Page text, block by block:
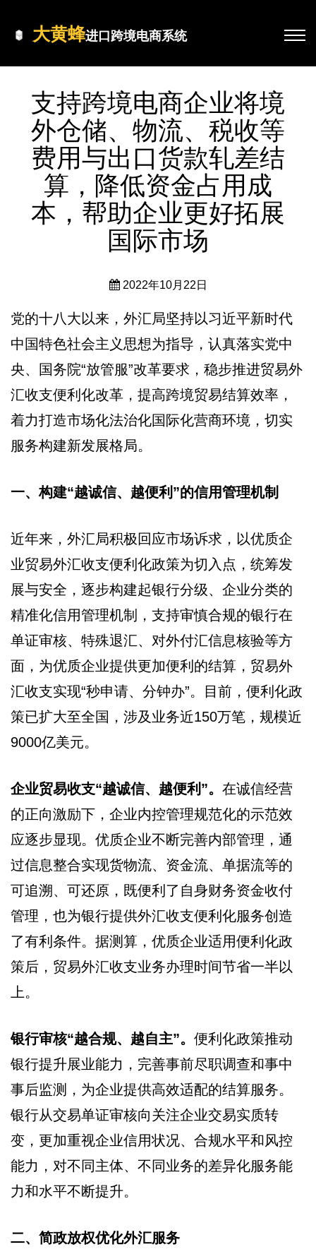
大黄蜂进口跨境电商系统
支持跨境电商企业将境
外仓储、物流、税收等
费用与出口货款轧差结
算，降低资金占用成
本，帮助企业更好拓展
国际市场
2022年10月22日
党的十八大以来，外汇局坚持以习近平新时代
中国特色社会主义思想为指导，认真落实党中
央、国务院“放管服”改革要求，稳步推进贸易外
汇收支便利化改革，提高跨境贸易结算效率，
着力打造市场化法治化国际化营商环境，切实
服务构建新发展格局。
一、构建“越诚信、越便利”的信用管理机制
近年来，外汇局积极回应市场诉求，以优质企
业贸易外汇收支便利化政策为切入点，统筹发
展与安全，逐步构建起银行分级、企业分类的
精准化信用管理机制，支持审慎合规的银行在
单证审核、特殊退汇、对外付汇信息核验等方
面，为优质企业提供更加便利的结算，贸易外
汇收支实现“秒申请、分钟办”。目前，便利化政
策已扩大至全国，涉及业务近150万笔，规模近
9000亿美元。
企业贸易收支“越诚信、越便利”。 在诚信经营
的正向激励下，企业内控管理规范化的示范效
应逐步显现。优质企业不断完善内部管理，通
过信息整合实现货物流、资金流、单据流等的
可追溯、可还原，既便利了自身财务资金收付
管理，也为银行提供外汇收支便利化服务创造
了有利条件。据测算，优质企业适用便利化政
策后，贸易外汇收支业务办理时间节省一半以
上。
银行审核“越合规、越自主”。 便利化政策推动
银行提升展业能力，完善事前尽职调查和事中
事后监测，为企业提供高效适配的结算服务。
银行从交易单证审核向关注企业交易实质转
变，更加重视企业信用状况、合规水平和风控
能力，对不同主体、不同业务的差异化服务能
力和水平不断提升。
二、简政放权优化外汇服务